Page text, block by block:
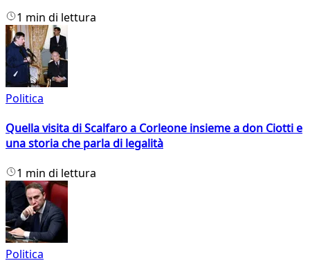
1 min di lettura
Politica
Quella visita di Scalfaro a Corleone insieme a don Ciotti e
una storia che parla di legalità
1 min di lettura
Politica